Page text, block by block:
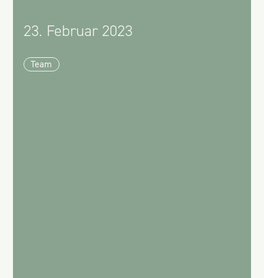
23. Februar 2023
Team